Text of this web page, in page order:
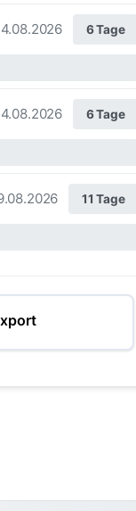
6 Tage
6 Tage
11 Tage